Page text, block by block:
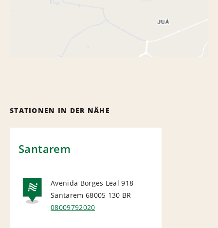
STATIONEN IN DER NÄHE
Santarem
NATIONAL
Avenida Borges Leal 918
Santarem 68005 130 BR
08009792020